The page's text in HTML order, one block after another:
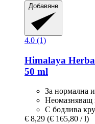
Добавяне
4.0 (1)
Himalaya
50 ml
За нормална
Неомазняващ
С бодлива
€ 8,29 (€ 165,80 / l)